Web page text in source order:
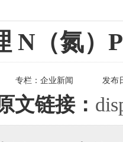
N（氮）
专栏： 企业新闻 发布
文链接：